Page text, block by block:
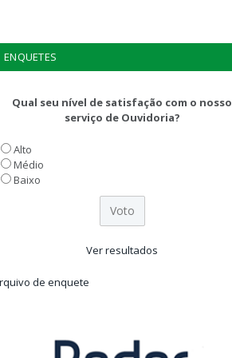
ENQUETES
Qual seu nível de satisfação com o nosso
serviço de Ouvidoria?
Alto
Médio
Baixo
Ver resultados
de enquete